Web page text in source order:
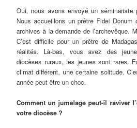
Oui, nous avons envoyé un séminariste
Nous accueillons un prêtre Fidei Donum
archives à la demande de l’archevêque.
C’est difficile pour un prêtre de
réalités. Là-bas, vous avez des
diocèses ruraux, les jeunes sont rares.
climat différent, une certaine solitude.
année peut être un choc.
Comment un jumelage peut-il raviver
votre diocèse ?